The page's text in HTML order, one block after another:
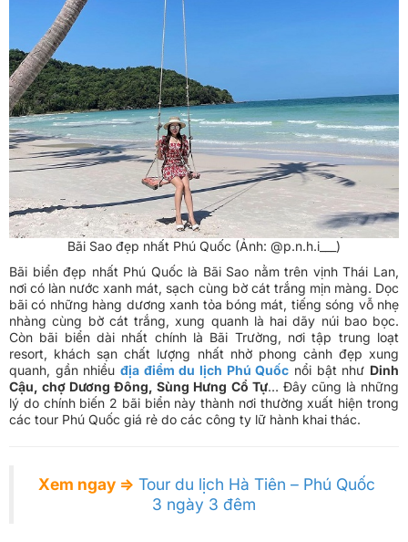
Bãi Sao đẹp nhất Phú Quốc (Ảnh: @p.n.h.i___)
Bãi biển đẹp nhất Phú Quốc là Bãi Sao nằm trên vịnh Thái Lan,
nơi có làn nước xanh mát, sạch cùng bờ cát trắng mịn màng. Dọc
bãi có những hàng dương xanh tỏa bóng mát, tiếng sóng vỗ nhẹ
nhàng cùng bờ cát trắng, xung quanh là hai dãy núi bao bọc.
Còn bãi biển dài nhất chính là Bãi Trường, nơi tập trung loạt
resort, khách sạn chất lượng nhất nhờ phong cảnh đẹp xung
quanh, gần nhiều địa điểm du lịch Phú Quốc nổi bật như Dinh
Cậu, chợ Dương Đông, Sùng Hưng Cổ Tự… Đây cũng là những
lý do chính biến 2 bãi biển này thành nơi thường xuất hiện trong
các tour Phú Quốc giá rẻ do các công ty lữ hành khai thác.
Xem ngay ⇒ Tour du lịch Hà Tiên – Phú Quốc
3 ngày 3 đêm